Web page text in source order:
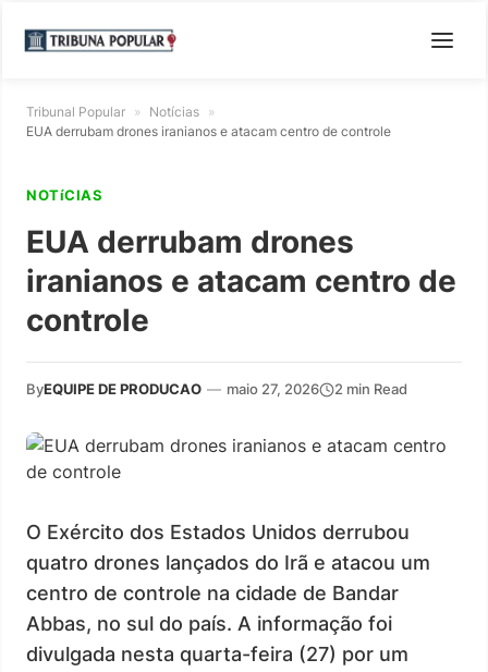
Tribunal Popular » Notícias »
EUA derrubam drones iranianos e atacam centro de controle
NOTíCIAS
EUA derrubam drones
iranianos e atacam centro de
controle
ByEQUIPE DE PRODUCAO — maio 27, 2026 2 min Read
O Exército dos Estados Unidos derrubou
quatro drones lançados do Irã e atacou um
centro de controle na cidade de Bandar
Abbas, no sul do país. A informação foi
divulgada nesta quarta-feira (27) por um